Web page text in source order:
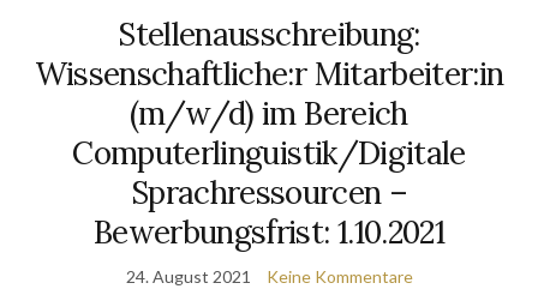
Stellenausschreibung:
Wissenschaftliche:r Mitarbeiter:in
(m/w/d) im Bereich
Computerlinguistik/Digitale
Sprachressourcen –
Bewerbungsfrist: 1.10.2021
24. August 2021 Keine Kommentare